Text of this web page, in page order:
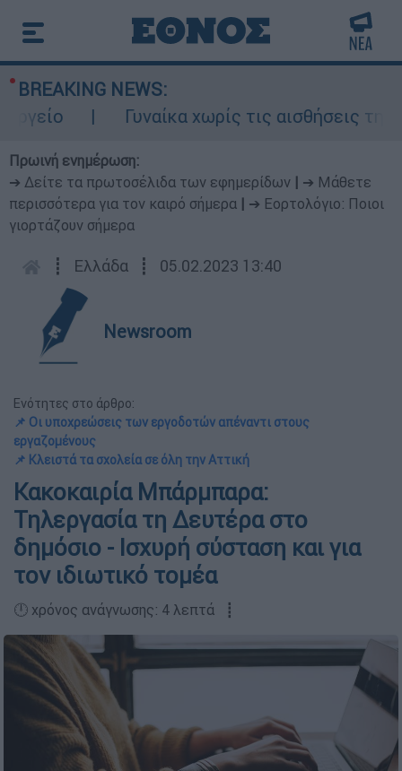
BREAKING NEWS:
Γυναίκα χωρίς τις αισθήσεις της
Πρωινή ενημέρωση:
➔ Δείτε τα πρωτοσέλιδα των εφημερίδων
➔ Μάθετε
περισσότερα για τον καιρό σήμερα
➔ Εορτολόγιο: Ποιοι
γιορτάζουν σήμερα
┋ Ελλάδα ┋ 05.02.2023 13:40
Newsroom
Ενότητες στο άρθρο:
📌 Οι υποχρεώσεις των εργοδοτών απέναντι στους
εργαζομένους
📌 Κλειστά τα σχολεία σε όλη την Αττική
Κακοκαιρία Μπάρμπαρα:
Τηλεργασία τη Δευτέρα στο
δημόσιο - Ισχυρή σύσταση και για
τον ιδιωτικό τομέα
🕛 χρόνος ανάγνωσης: 4 λεπτά ┋